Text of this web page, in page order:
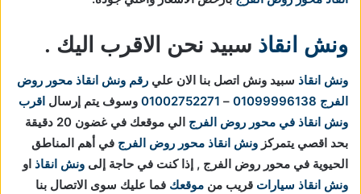
ونش انقاذ سبيد نحن الاقرب اليك .
ونش انقاذ سبيد ونش اتصل بنا الان علي رقم ونش انقاذ محور روض
الفرج 01099996138
–
01002752271 وسوف يتم إرسال اقرب
ونش انقاذ في محور روض الفرج
الي موقعك في غضون 20 دقيقة
بحد اقصي يتمركز ونش انقاذ محور روض الفرج في أهم المناطق
الحيوية في محور روض الفرج , إذا كنت في حاجة إلى ونش انقاذ او
ونش انقاذ سيارات قريب من موقعك فما عليك سوى الاتصال بنا